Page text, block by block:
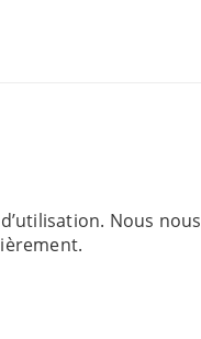
Nous nous